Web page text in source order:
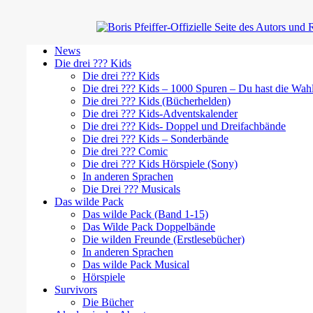
News
Die drei ??? Kids
Die drei ??? Kids
Die drei ??? Kids – 1000 Spuren – Du hast die
Die drei ??? Kids (Bücherhelden)
Die drei ??? Kids-Adventskalender
Die drei ??? Kids- Doppel und Dreifachbände
Die drei ??? Kids – Sonderbände
Die drei ??? Comic
Die drei ??? Kids Hörspiele (Sony)
In anderen Sprachen
Die Drei ??? Musicals
Das wilde Pack
Das wilde Pack (Band 1-15)
Das Wilde Pack Doppelbände
Die wilden Freunde (Erstlesebücher)
In anderen Sprachen
Das wilde Pack Musical
Hörspiele
Survivors
Die Bücher